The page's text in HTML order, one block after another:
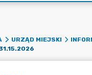
URZĄD MIEJSKI